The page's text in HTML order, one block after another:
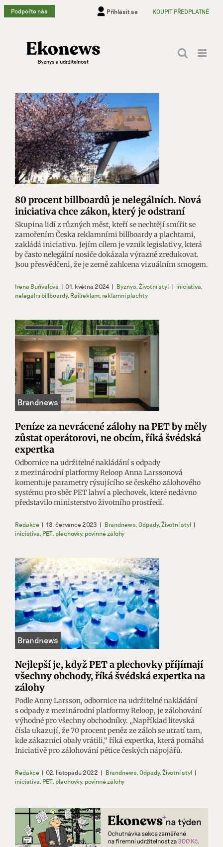
Přeskočit
na
Podpořte nás Přihlásit se KOUPIT PŘEDPLATNÉ
80 procent billboardů je nelegálních. Nová
iniciativa chce zákon, který je odstraní
Skupina lidí z různých měst, kteří se nechtějí smířit se
zamořením Česka reklamními billboardy a plachtami,
zakládá iniciativu. Jejím cílem je vznik legislativy, která
by často nelegální nosiče dokázala výrazně zredukovat.
Jsou přesvědčeni, že je země zahlcena vizuálním smogem.
Irena Buřívalová | 01. května 2024 | Byznys, Životní styl | iniciativa,
nelegální billboardy, Railreklam, reklamní plachty
Peníze za nevrácené zálohy na PET by měly
zůstat operátorovi, ne obcím, říká švédská
expertka
Odbornice na udržitelné nakládání s odpady
z mezinárodní platformy Reloop Anna Larssonová
komentuje parametry rýsujícího se českého zálohového
systému pro sběr PET lahví a plechovek, které nedávno
představilo ministerstvo životního prostředí.
Redakce | 18. července 2023 | Brandnews, Odpady, Životní styl |
iniciativa, PET, plechovky, povinné zálohy
Nejlepší je, když PET a plechovky příjímají
všechny obchody, říká švédská expertka na
zálohy
Podle Anny Larsson, odbornice na udržitelné nakládání
s odpady z mezinárodní platformy Reloop, je zálohování
výhodné pro všechny obchodníky. „Například litevská
čísla ukazují, že 70 procent peněz ze záloh se utratí tam,
kde zákazníci obaly vrátili,“ říká expertka, která pomáhá
Iniciativě pro zálohování pětice českých nápojářů.
Redakce | 02. listopadu 2022 | Brandnews, Odpady, Životní styl |
iniciativa, PET, plechovky, povinné zálohy